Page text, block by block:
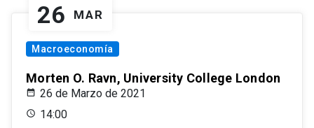
26 MAR
Macroeconomía
Morten O. Ravn, University College London
26 de Marzo de 2021
14:00